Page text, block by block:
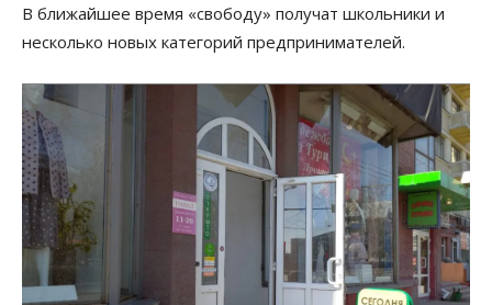
В ближайшее время «свободу» получат школьники и
несколько новых категорий предпринимателей.